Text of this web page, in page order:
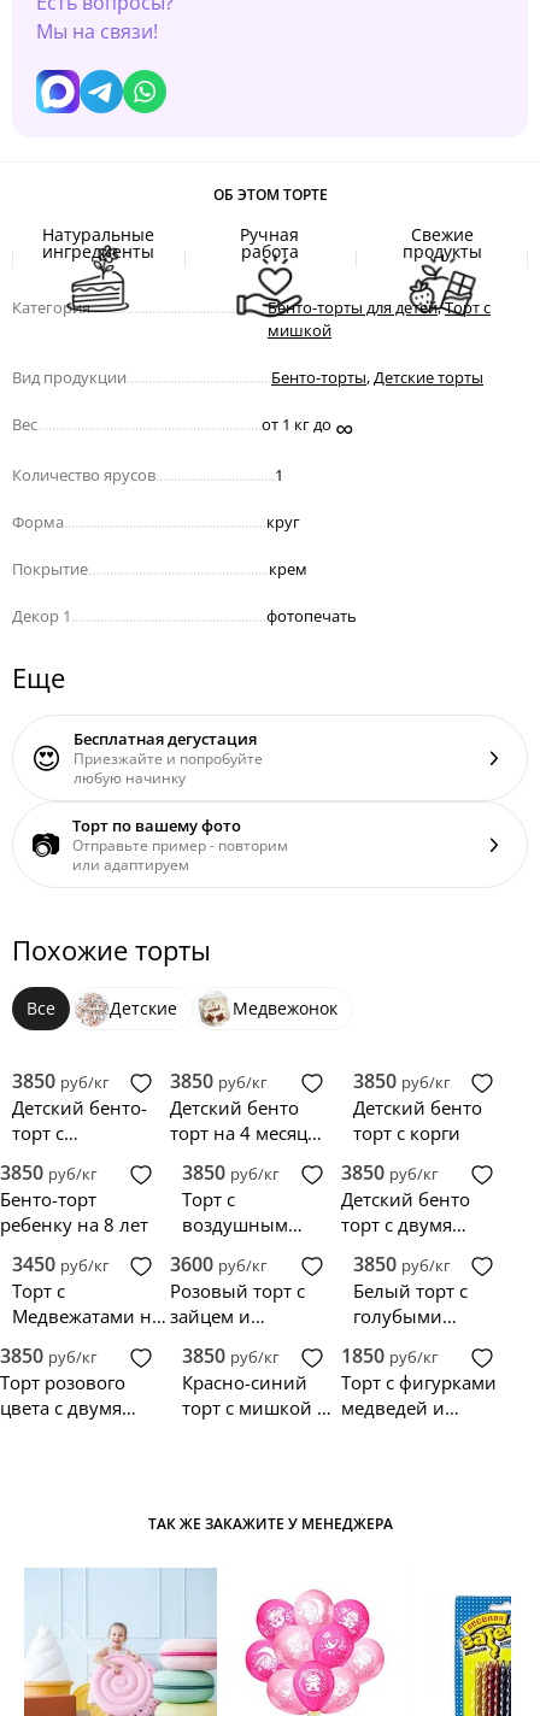
Мы на связи!
ОБ ЭТОМ ТОРТЕ
Натуральные
ингредиенты
Ручная
работа
Свежие
продукты
Категория.................................................Бенто-торты для детей,Торт с
мишкой
Вид продукции Бенто-торты, Детские торты
Вес от 1 кг до ∞
Количество ярусов 1
Форма круг
Покрытие крем
Декор 1 фотопечать
Еще
😍 Бесплатная дегустация
Приезжайте и попробуйте
любую начинку
📷 Торт по вашему фото
Отправьте пример - повторим
или адаптируем
Похожие торты
Все Детские Медвежонок
3850 руб/кг
Детский бенто-
торт с
малыша
3850 руб/кг
Детский бенто
торт на 4 месяца
3850 руб/кг
Детский бенто
торт с корги
3850 руб/кг
Бенто-торт
ребенку на 8 лет
3850 руб/кг
Торт с
воздушным
рождения
малышу
3850 руб/кг
Детский бенто
торт с двумя
месяцев
3450 руб/кг
Торт с
Медвежатами на
3600 руб/кг
Розовый торт с
зайцем и
3850 руб/кг
Белый торт с
голубыми
медведем
3850 руб/кг
Торт розового
цвета с двумя
3850 руб/кг
Красно-синий
торт с мишкой в
1850 руб/кг
Торт с фигурками
медведей и
ТАК ЖЕ ЗАКАЖИТЕ У МЕНЕДЖЕРА